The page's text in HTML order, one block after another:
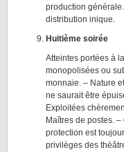
production
distribution inique.
Huitième soirée
Atteintes portées à
monopolisées ou
monnaie. – Nature
ne saurait être
Exploitées
Maîtres de postes.
protection est
privilèges des